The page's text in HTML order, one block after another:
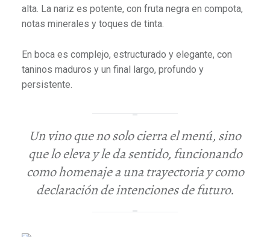
alta. La nariz es potente, con fruta negra en compota,
notas minerales y toques de tinta.
En boca es complejo, estructurado y elegante, con
taninos maduros y un final largo, profundo y
persistente.
Un vino que no solo cierra el menú, sino
que lo eleva y le da sentido, funcionando
como homenaje a una trayectoria y como
declaración de intenciones de futuro.